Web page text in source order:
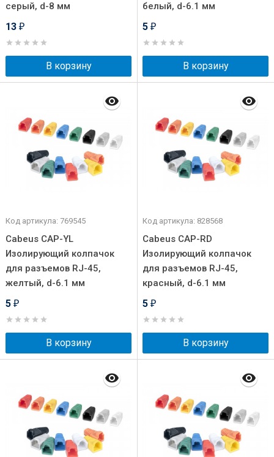
серый, d-8 мм
13 ₽
В корзину
белый, d-6.1 мм
5 ₽
В корзину
Код артикула: 769545
Cabeus CAP-YL
Изолирующий колпачок
для разъемов RJ-45,
желтый, d-6.1 мм
5 ₽
В корзину
Код артикула: 828568
Cabeus CAP-RD
Изолирующий колпачок
для разъемов RJ-45,
красный, d-6.1 мм
5 ₽
В корзину